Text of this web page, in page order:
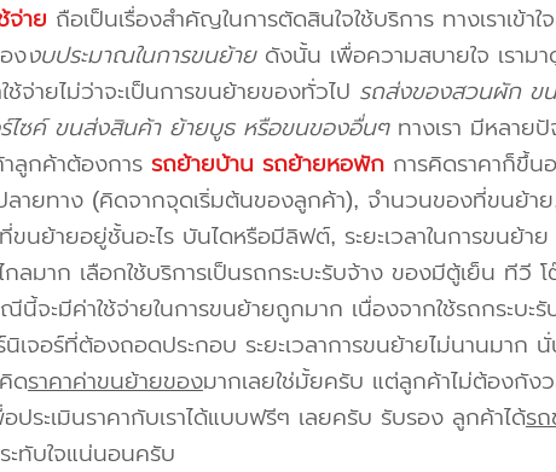
จ่าย ถือเป็นเรื่องสำคัญในการตัดสินใจใช้บริการ ทางเราเข้
งงบประมาณในการขนย้ายดังนั้น เพื่อความสบายใจ เราม
ช้จ่ายไม่ว่าจะเป็นการขนย้ายของทั่วไป รถส่งของสวนผัก ข
ไซค์ ขนส่งสินค้า ย้ายบูธ หรือขนของอื่นๆทางเรา มีหลาย
ลูกค้าต้องการ รถย้ายบ้าน รถย้ายหอพักการคิดราคาก็ขึ้นอ
ายทาง (คิดจากจุดเริ่มต้นของลูกค้า), จำนวนของที่ขนย้า
ขนย้ายอยู่ชั้นอะไร บันไดหรือมีลิฟต์, ระยะเวลาในการขนย้
กลมาก เลือกใช้บริการเป็นรถกระบะรับจ้าง ของมีตู้เย็น ที
จะมีค่าใช้จ่ายในการขนย้ายถูกมาก เนื่องจากใช้รถกระบ
เจอร์ที่ต้องถอดประกอบ ระยะเวลาการขนย้ายไม่นานมาก นั่
ดราคาค่าขนย้ายของมากเลยใช่มั้ยครับ แต่ลูกค้าไม่ต้องกัง
อประเมินราคากับเราได้แบบฟรีๆ เลยครับ รับรอง ลูกค้าได้ร
ะทับใจแน่นอนครับ